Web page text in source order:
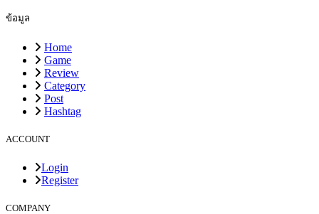
ข้อมูล
Home
Game
Review
Category
Post
Hashtag
ACCOUNT
Login
Register
COMPANY